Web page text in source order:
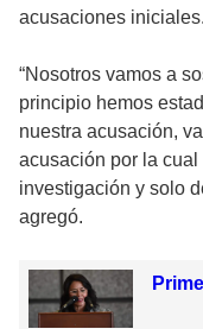
acusaciones iniciales.
“Nosotros vamos a
principio hemos
nuestra acusación,
acusación por la
investigación y solo
agregó.